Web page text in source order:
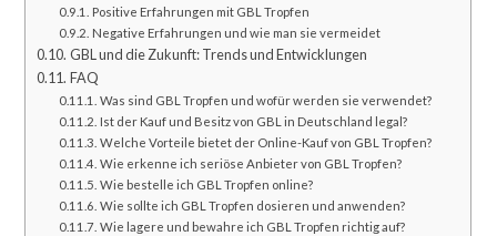
Positive Erfahrungen mit GBL Tropfen
Negative Erfahrungen und wie man sie vermeidet
GBL und die Zukunft: Trends und Entwicklungen
FAQ
Was sind GBL Tropfen und wofür werden sie verwendet?
Ist der Kauf und Besitz von GBL in Deutschland legal?
Welche Vorteile bietet der Online-Kauf von GBL Tropfen?
Wie erkenne ich seriöse Anbieter von GBL Tropfen?
Wie bestelle ich GBL Tropfen online?
Wie sollte ich GBL Tropfen dosieren und anwenden?
Wie lagere und bewahre ich GBL Tropfen richtig auf?